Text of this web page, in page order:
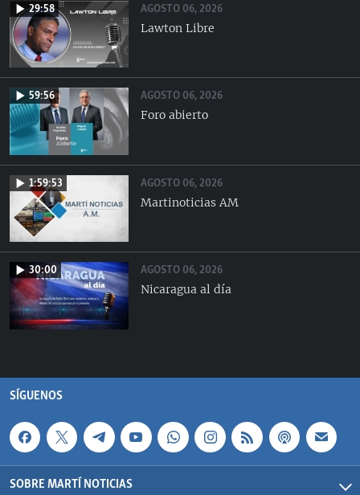
29:58
AGOSTO 06, 2026
Lawton Libre
59:56
AGOSTO 06, 2026
Foro abierto
1:59:53
AGOSTO 06, 2026
Martinoticias AM
30:00
AGOSTO 06, 2026
Nicaragua al día
SÍGUENOS
SOBRE MARTÍ NOTICIAS